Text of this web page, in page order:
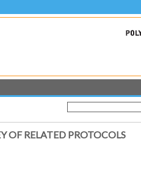
OF RELATED PROTOCOLS